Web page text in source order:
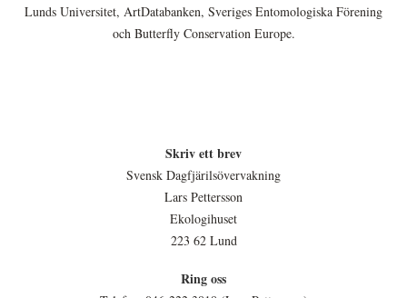
Lunds Universitet, ArtDatabanken, Sveriges Entomologiska Förening
och Butterfly Conservation Europe.
Skriv ett brev
Svensk Dagfjärilsövervakning
Lars Pettersson
Ekologihuset
223 62 Lund
Ring oss